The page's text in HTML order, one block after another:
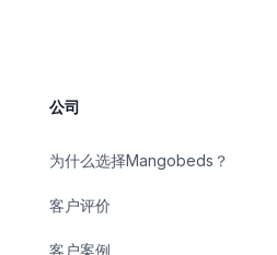
公司
为什么选择Mangobeds？
客户评价
客户案例